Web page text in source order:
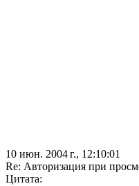
10 июн. 2004 г., 12:10:01
Re: Авторизация при
Цитата: